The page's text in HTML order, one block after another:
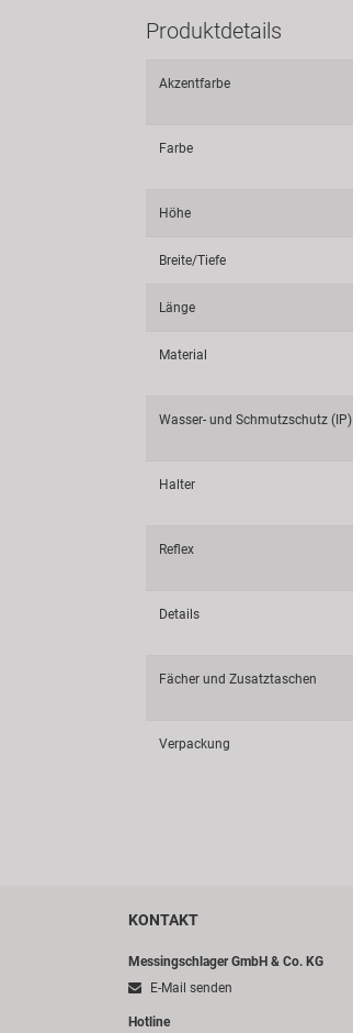
Produktdetails
Akzentfarbe
Farbe
Höhe
Breite/Tiefe
Länge
Material
Wasser- und Schmutzschutz (IP)
Halter
Reflex
Details
Fächer und Zusatztaschen
Verpackung
KONTAKT
Messingschlager GmbH & Co. KG
E-Mail senden
Hotline